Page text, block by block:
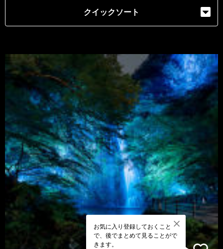
クイックソート
お気に入り登録しておくこと
で、後でまとめて見ることがで
きます。